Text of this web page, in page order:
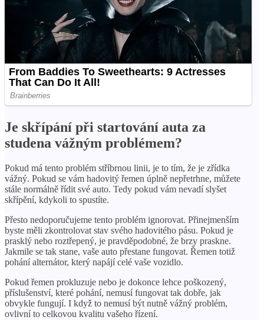
Je skřípání při startování auta za
studena vážným problémem?
Pokud má tento problém stříbrnou linii, je to tím, že je zřídka
vážný. Pokud se vám hadovitý řemen úplně nepřetrhne, můžete
stále normálně řídit své auto. Tedy pokud vám nevadí slyšet
skřípění, kdykoli to spustíte.
Přesto nedoporučujeme tento problém ignorovat. Přinejmenším
byste měli zkontrolovat stav svého hadovitého pásu. Pokud je
prasklý nebo roztřepený, je pravděpodobné, že brzy praskne.
Jakmile se tak stane, vaše auto přestane fungovat. Řemen totiž
pohání alternátor, který napájí celé vaše vozidlo.
Pokud řemen prokluzuje nebo je dokonce lehce poškozený,
příslušenství, které pohání, nemusí fungovat tak dobře, jak
obvykle fungují. I když to nemusí být nutně vážný problém,
ovlivní to celkovou kvalitu vašeho řízení.